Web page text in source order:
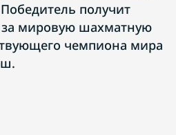
получит
за мировую шахматную
чемпиона мира